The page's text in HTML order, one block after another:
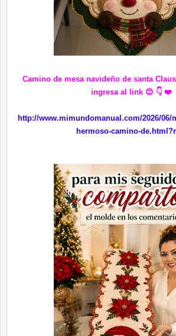
Camino de mesa navideño de santa
ingresa al link 😊 👇 ❤️
http://www.mimundomanual.com/2026/06/
hermoso-camino-